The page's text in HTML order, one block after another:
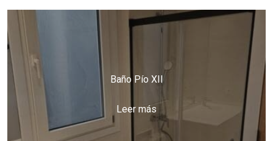
Baño Pío XII
Leer más